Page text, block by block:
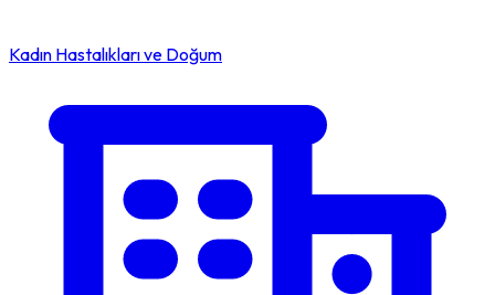
Kadın Hastalıkları ve Doğum